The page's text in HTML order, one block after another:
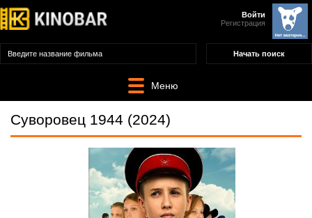
Войти
Регистрация
Меню
Суворовец 1944 (2024)